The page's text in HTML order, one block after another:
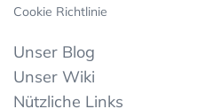
Cookie Richtlinie
Unser Blog
Unser Wiki
Nützliche Links